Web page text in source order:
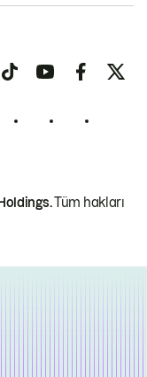
Tüm hakları